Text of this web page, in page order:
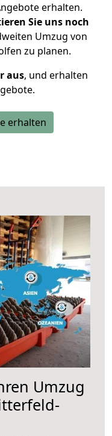
erhalten.
Sie uns noch
Umzug von
zu planen.
aus, und erhalten
erhalten
Umzug